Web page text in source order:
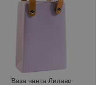
Ваза чанта Лилаво